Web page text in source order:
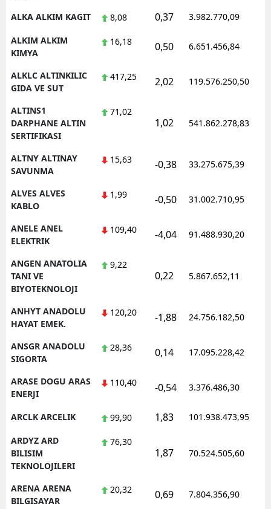
ALKA ALKIM KAGIT 8,08 0,37 3.982.770,09
ALKIM ALKIM
KIMYA
16,18 0,50 6.651.456,84
ALKLC ALTINKILIC
GIDA VE SUT
417,25 2,02 119.576.250,50
ALTINS1
DARPHANE ALTIN
SERTIFIKASI
71,02
1,02 541.862.278,83
ALTNY ALTINAY
SAVUNMA
15,63 -0,38 33.275.675,39
ALVES ALVES
KABLO
1,99 -0,50 31.002.710,95
ANELE ANEL
ELEKTRIK
109,40 -4,04 91.488.930,20
ANGEN ANATOLIA
TANI VE
BIYOTEKNOLOJI
9,22
0,22 5.867.652,11
ANHYT ANADOLU
HAYAT EMEK.
120,20 -1,88 24.756.182,50
ANSGR ANADOLU
SIGORTA
28,36 0,14 17.095.228,42
ARASE DOGU ARAS
ENERJI
110,40 -0,54 3.376.486,30
ARCLK ARCELIK 99,90 1,83 101.938.473,95
ARDYZ ARD
BILISIM
TEKNOLOJILERI
76,30
1,87 70.524.505,60
ARENA ARENA
BILGISAYAR
20,32 0,69 7.804.356,90